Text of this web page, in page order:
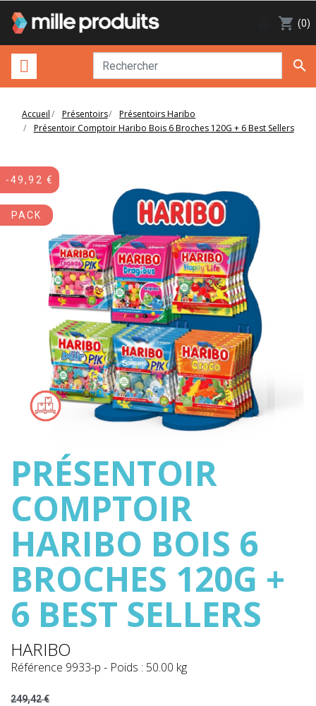
shopping_cart (0)

Accueil Présentoirs
Présentoirs Haribo
Présentoir Comptoir Haribo Bois 6 Broches 120G + 6 Best Sellers
-49,92 €
PACK
PRÉSENTOIR
COMPTOIR
HARIBO BOIS 6
BROCHES 120G +
6 BEST SELLERS
HARIBO
Référence 9933-p - Poids : 50.00 kg
249,42 €